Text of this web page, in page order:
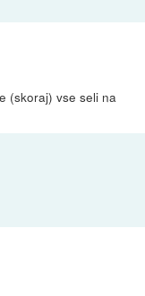
(skoraj) vse seli na